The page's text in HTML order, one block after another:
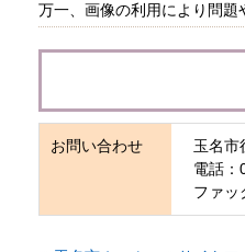
万一、画像の利用により問題
お問い合わせ
玉名市
電話：
ファッ